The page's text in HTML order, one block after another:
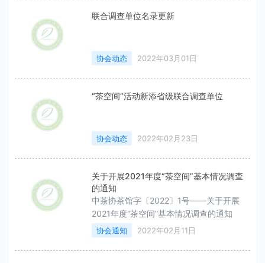
联合调查单位名录更新
协会动态 2022年03月01日
“茶空间”活动新添省级联合调查单位
协会动态 2022年02月23日
关于开展2021年度“茶空间”基本情况调查
的通知
中茶协茶馆字〔2022〕1号——关于开展
2021年度“茶空间”基本情况调查的通知
协会通知 2022年02月11日